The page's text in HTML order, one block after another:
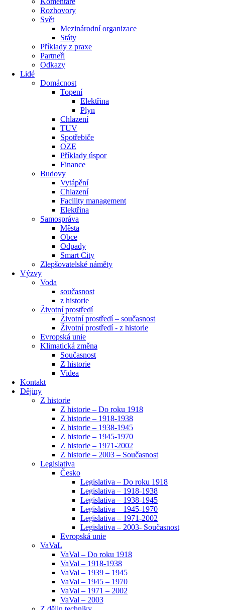
Rozhovory
Svět
Mezinárodní organizace
Státy
Příklady z praxe
Partneři
Odkazy
Lidé
Domácnost
Topení
Elektřina
Plyn
Chlazení
TUV
Spotřebiče
OZE
Příklady úspor
Finance
Budovy
Vytápění
Chlazení
Facility management
Elektřina
Samospráva
Města
Obce
Odpady
Smart City
Zlepšovatelské náměty
Výzvy
Voda
současnost
z historie
Životní prostředí
Životní prostředí – současnost
Životní prostředí ​- z historie
Evropská unie
Klimatická změna
Současnost
Z historie
Videa
Kontakt
Dějiny
Z historie
Z historie – Do roku 1918
Z historie – 1918-1938
Z historie – 1938-1945
Z historie – 1945-1970
Z historie – 1971-2002
Z historie – 2003 – Současnost
Legislativa
Česko
Legislativa – Do roku 1918
Legislativa – 1918-1938
Legislativa – 1938-1945
Legislativa – 1945-1970
Legislativa – 1971-2002
Legislativa – 2003- Současnost
Evropská unie
VaVaL
VaVal – Do roku 1918
VaVal – 1918-1938
VaVal – 1939 – 1945
VaVal – 1945 – 1970
VaVal – 1971 – 2002
VaVal – 2003